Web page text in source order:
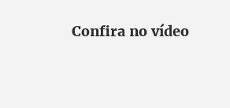
Confira no vídeo